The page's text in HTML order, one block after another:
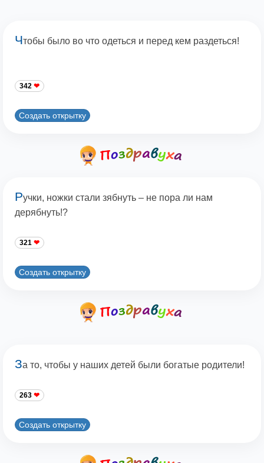
Чтобы было во что одеться и перед кем раздеться!
342
Создать открытку
Ручки, ножки стали зябнуть – не пора ли нам
дерябнуть!?
321
Создать открытку
За то, чтобы у наших детей были богатые родители!
263
Создать открытку